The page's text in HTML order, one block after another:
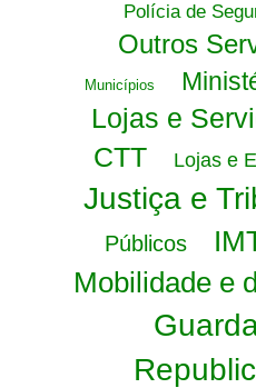
Polícia de
Outros
Municípios
Lojas e
CTT
Lojas e
Justiça e
Públicos
Mobilidade e